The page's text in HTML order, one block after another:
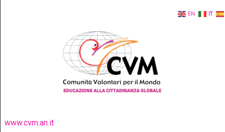
www.cvm.an.it
EN IT